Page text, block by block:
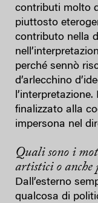
contributi molto
piuttosto
contributo nella
perché sennò
d’arlecchino
finalizzato alla
impersona nel
Quali sono i
artistici o anche
Dall’esterno
qualcosa di